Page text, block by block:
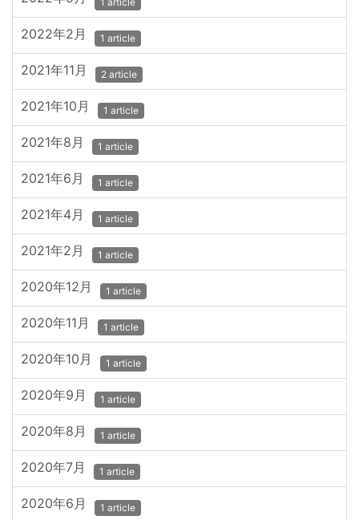
2022年2月 1 article
2021年11月 2 article
2021年10月 1 article
2021年8月 1 article
2021年6月 1 article
2021年4月 1 article
2021年2月 1 article
2020年12月 1 article
2020年11月 1 article
2020年10月 1 article
2020年9月 1 article
2020年8月 1 article
2020年7月 1 article
2020年6月 1 article